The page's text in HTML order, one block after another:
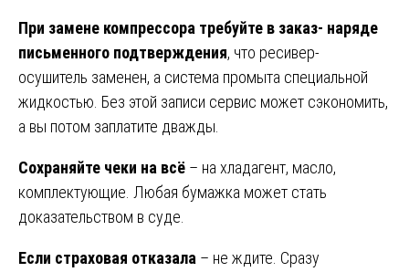
При замене компрессора требуйте в заказ- наряде
письменного подтверждения, что ресивер-
осушитель заменен, а система промыта специальной
жидкостью. Без этой записи сервис может сэкономить,
а вы потом заплатите дважды.
Сохраняйте чеки на всё – на хладагент, масло,
комплектующие. Любая бумажка может стать
доказательством в суде.
Если страховая отказала – не ждите. Сразу